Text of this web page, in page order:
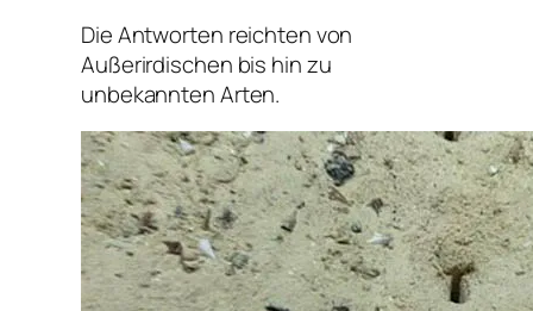
Die Antworten reichten von
Außerirdischen bis hin zu
unbekannten Arten.